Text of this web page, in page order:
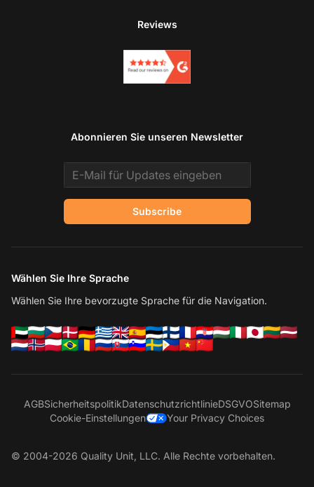
Reviews
Abonnieren Sie unseren Newsletter
Email address
Subscribe
Wählen Sie Ihre Sprache
Wählen Sie Ihre bevorzugte Sprache für die Navigation.
AGBSicherheitspolitikDatenschutzrichtlinieDSGVOSitemap
Cookie-Einstellungen
Your Privacy Choices
© 2004-2026 Quality Unit, LLC. Alle Rechte vorbehalten.